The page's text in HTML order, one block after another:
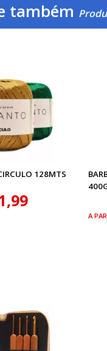
também
128MTS
A